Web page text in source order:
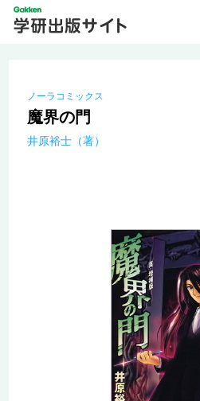
ノーラコミックス
魔界の門
井原裕士（著）